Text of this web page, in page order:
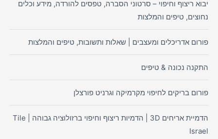
יבוא ריצוף וחיפוי – סרטוני הסברה, טפסים להורדה, מידע וכלים
נחוצים, טיפים והמלצות
פורום אדריכלים ומעצבים | שאלות ותשובות, טיפים והמלצות
התקנה נכונה & טיפים
פורום בריקים לחיפוי מקרמיקה וגרניט פורצלן
הדמיית אריחים 3D | הדמיות ריצוף וחיפוי ברזולוציה גבוהה | Tile
Israel